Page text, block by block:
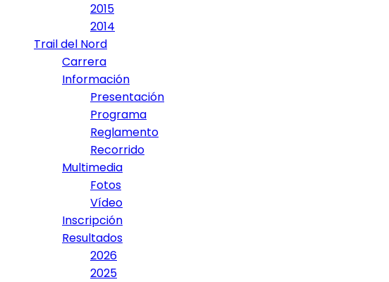
2015
2014
Trail del Nord
Carrera
Información
Presentación
Programa
Reglamento
Recorrido
Multimedia
Fotos
Vídeo
Inscripción
Resultados
2026
2025